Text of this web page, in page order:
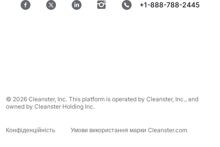
+1-888-788-2445
© 2026 Cleanster, Inc. This platform is operated by Cleanster, Inc., and
owned by Cleanster Holding Inc.
Конфіденційність Умови використання марки Cleanster.com